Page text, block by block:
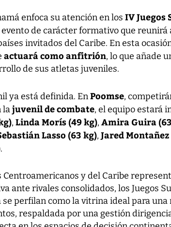
enfoca su atención en los IV Juegos
evento de carácter formativo que reunirá
invitados del Caribe. En esta
actuará como anfitrión, lo que añade
de sus atletas juveniles.
ya está definida. EnPoomse,
lajuvenil de combate, el equipo estará
, Linda Morís (49 kg), Amira Guira
Lasso (63 kg), Jared Montañez
.
Centroamericanos y del Caribe
ante rivales consolidados, los Juegos
se perfilan como la vitrina ideal para una
respaldada por una gestión